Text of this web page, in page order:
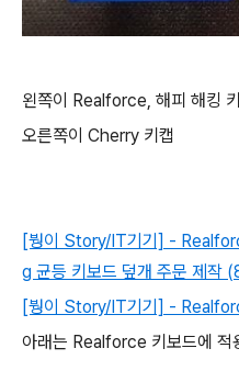
왼쪽이 Realforce, 해피 해킹
오른쪽이 Cherry 키캡
[붱이 Story/IT기기] -
g 균등 키보드 덮개 주문 제작
[붱이 Story/IT기기] -
아래는 Realforce 키보드에 적